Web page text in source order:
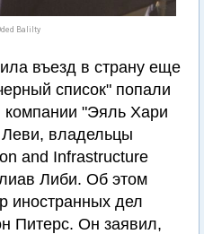
Balilty
въезд в страну еще
список" попали
компании "Эяль Хари
владельцы
and Infrastructure
Либи. Об этом
иностранных дел
Питерс. Он заявил,